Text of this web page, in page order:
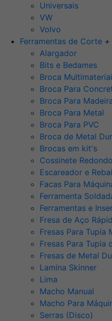
Universais
VW
Volvo
Ferramentas de Corte +
Alargador
Bits e Bedames
Broca
Broca Para
Broca Para
Broca Para Metal
Broca Para PVC
Broca de Metal
Brocas em kit's
Cossinete Redondo
Escareador e
Facas Para
Ferramenta
Ferramentas e
Fresa de Aço
Fresas Para Tupia
Fresas Para Tupia
Fresas de Metal
Lamina Skinner
Lima
Macho Manual
Macho Para
Serras (Disco)